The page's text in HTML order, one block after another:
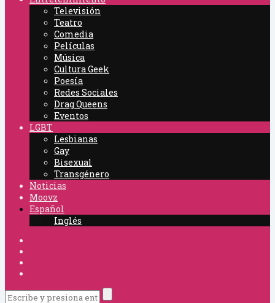
Televisión
Teatro
Comedia
Películas
Música
Cultura Geek
Poesía
Redes Sociales
Drag Queens
Eventos
LGBT
Lesbianas
Gay
Bisexual
Transgénero
Noticias
Moovz
Español
Inglés